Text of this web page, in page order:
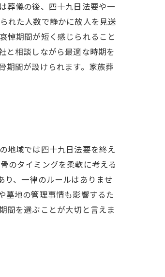
葬儀の後、四十九日法要や一
れた人数で静かに故人を見送
悼期間が短く感じられること
と相談しながら最適な時期を
期間が設けられます。家族葬
地域では四十九日法要を終え
のタイミングを柔軟に考える
り、一律のルールはありませ
墓地の管理事情も影響するた
間を選ぶことが大切と言えま